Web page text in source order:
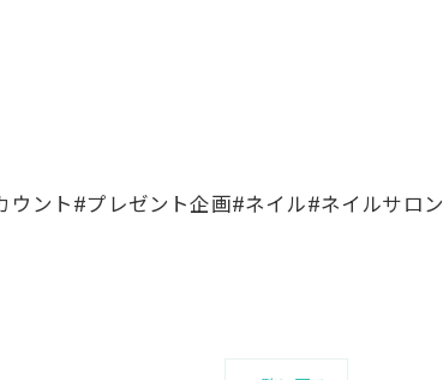
ウント#プレゼント企画#ネイル#ネイルサロン